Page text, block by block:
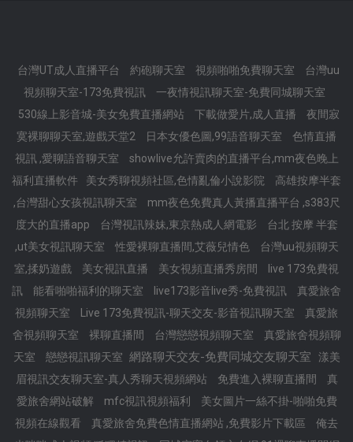
台灣UT成人直播平台 約砲聊天室 視頻啪啪免費聊天室
台灣uu
視頻聊天室-173免費視訊
一夜情視訊聊天室-免費同城聊天室
530線上影音城-美女免費直播網站
下載做愛片,成人直播
夜間寂
寞裸聊聊天室,遊戲天堂2
日本女優色圖,99語音聊天室
色情直播
視訊 ,愛聊語音聊天室
showlive允許賣肉的直播平台,mm夜色晚上
福利直播軟件
美女秀聊視頻社區,色情亂倫小說影院
高雄按摩半套
,台灣甜心女孩視訊聊天室
mm夜色免費真人黃播直播平台 ,s383尺
度大的直播app
台灣視訊辣妹,東京熱成人網電影
台北 按摩 半套
,ut美女視訊聊天室
性愛裸聊直播間,艾薇兒情色
台灣uu視頻聊天
室,揉奶遊戲
美女視訊直播 美女視頻直播秀房間
live 173免費視
訊
能看啪啪福利的聊天室 live173影音live秀-免費視訊
真愛旅舍
視頻聊天室
Live 173免費視訊-聊天交友-影音視訊聊天室
真愛旅
舍視頻聊天室
裸聊直播間 台灣戀戀視頻聊天室
真愛旅舍視頻聊
天室
戀戀視訊聊天室 網路聊天交友-免費同城交友聊天室
漾美
眉視訊交友聊天室-真人秀聊天視頻網站
免費進入裸聊直播間
真
愛旅舍網站破解
mfc視訊視頻福利
美女圖片一絲不掛-啪啪免費
視頻在線觀看
真愛旅舍免費色情直播網站 ,免費影片下載區
俺去